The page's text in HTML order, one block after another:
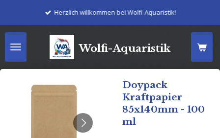
springen
Wolfi-Aquaristik
Herzlich willkommen bei Wolfi-Aquaristik!
Doypack
Kraftpapier
85x140mm - 100
ml